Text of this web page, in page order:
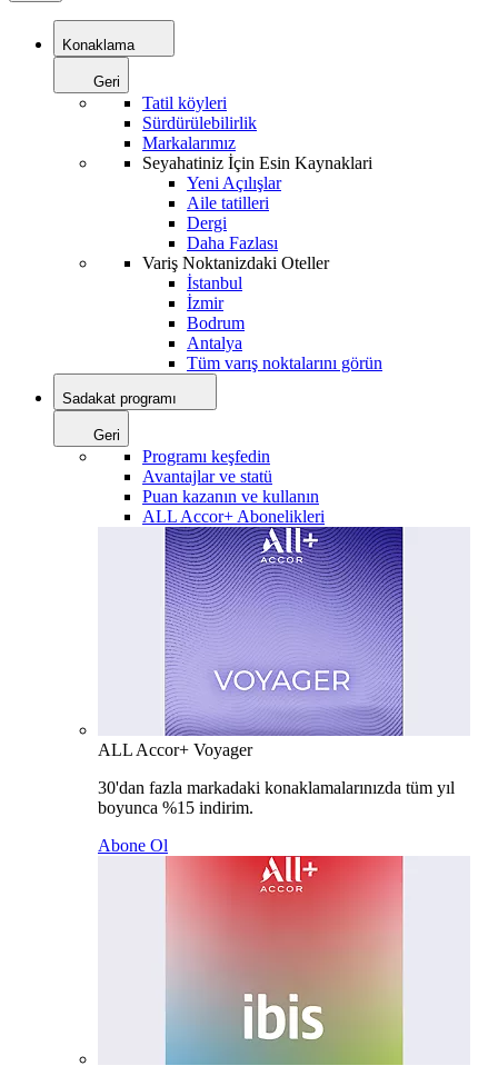
Konaklama
Geri
Tatil köyleri
Sürdürülebilirlik
Markalarımız
Seyahatiniz İçin Esin Kaynaklari
Yeni Açılışlar
Aile tatilleri
Dergi
Daha Fazlası
Variş Noktanizdaki Oteller
İstanbul
İzmir
Bodrum
Antalya
Tüm varış noktalarını görün
Sadakat programı
Geri
Programı keşfedin
Avantajlar ve statü
Puan kazanın ve kullanın
ALL Accor+ Abonelikleri
ALL Accor+ Voyager
30'dan fazla markadaki konaklamalarınızda tüm yıl
boyunca %15 indirim.
Abone Ol